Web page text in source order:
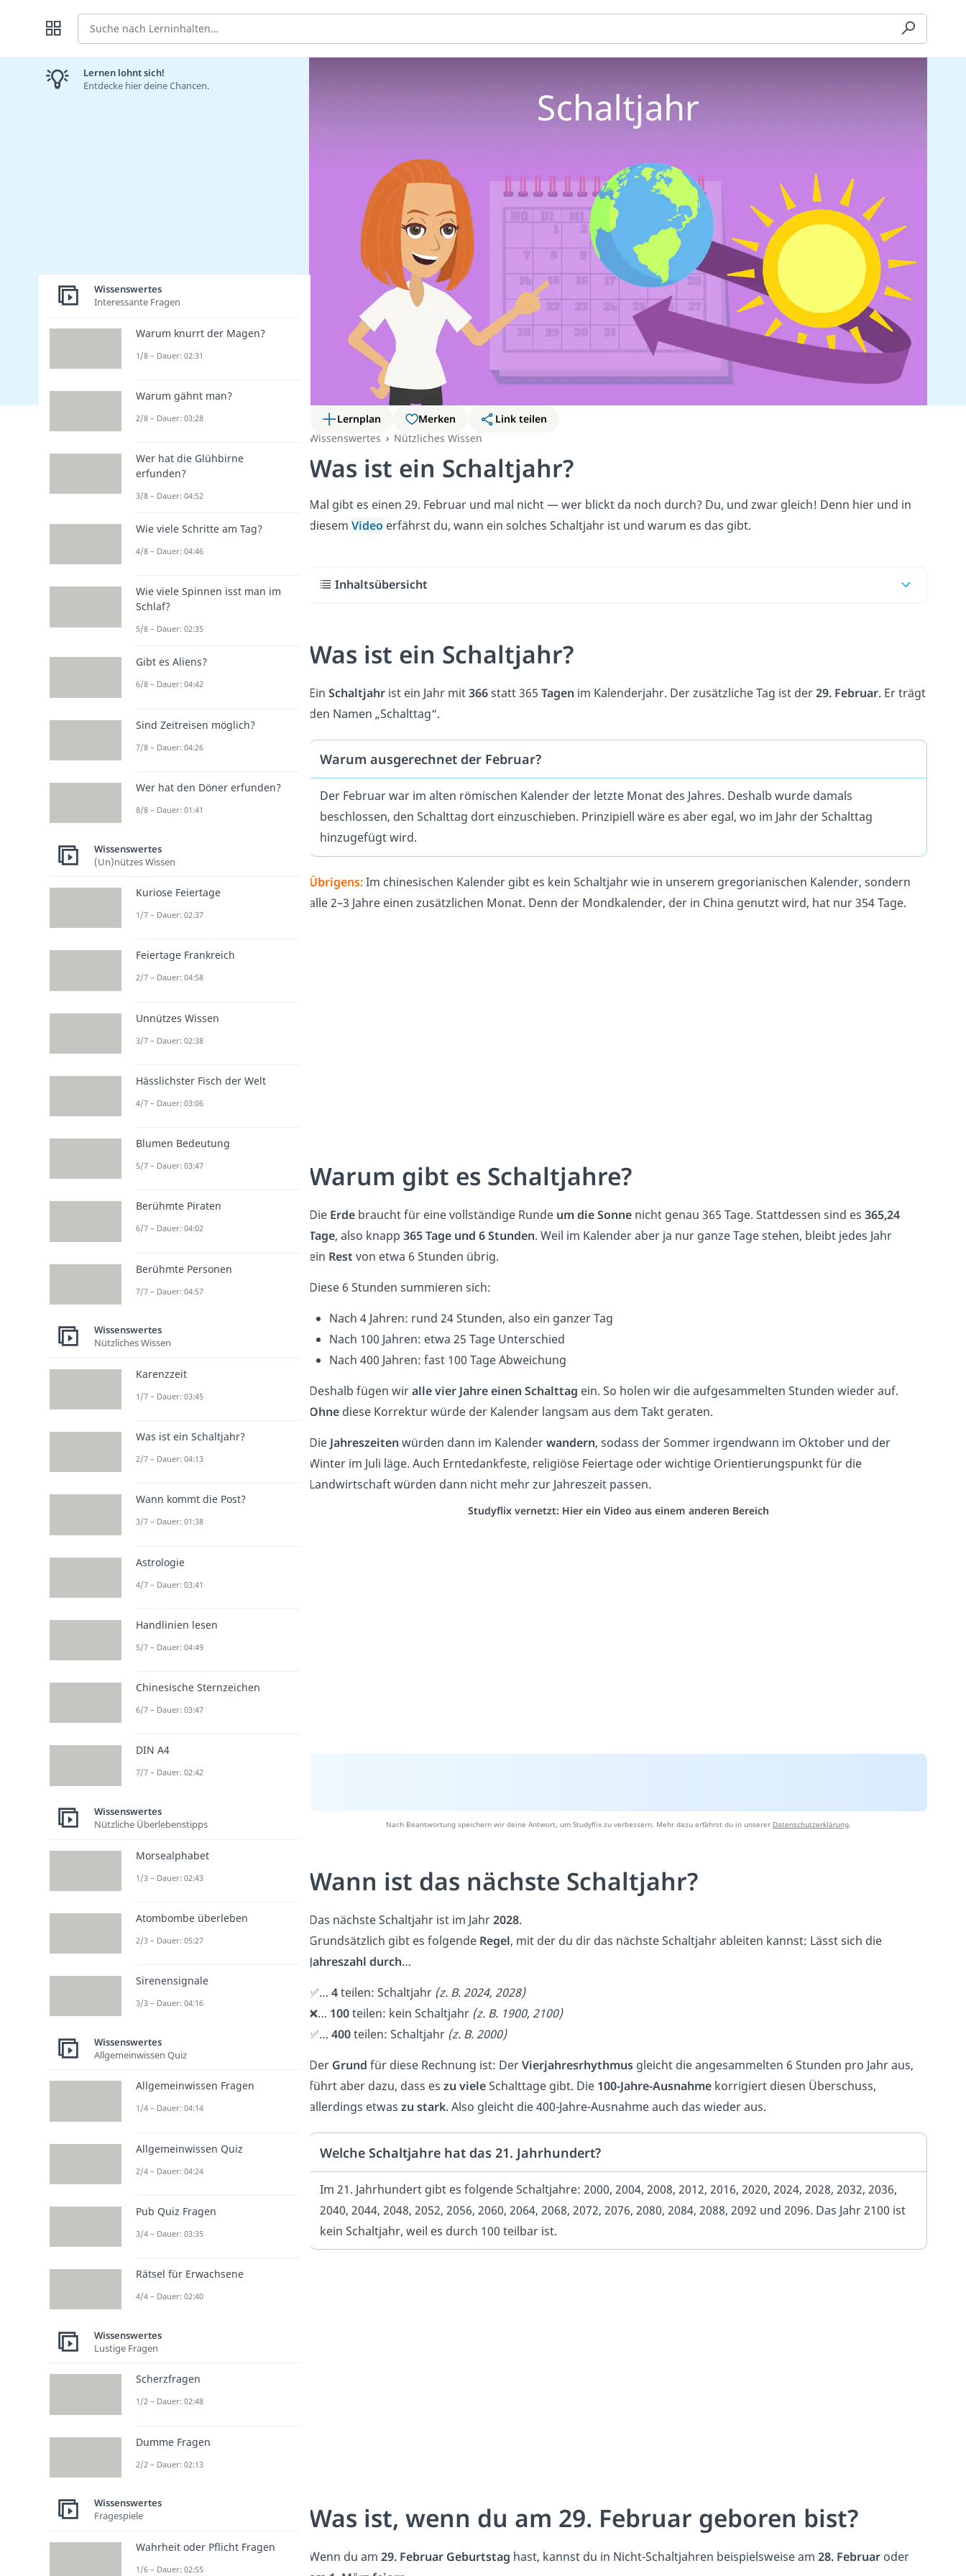
Suche
Lernplan Merken
Link teilen
Wissenswertes
Nützliches Wissen
Was ist ein Schaltjahr?
Mal gibt es einen 29. Februar und mal nicht — wer blickt da noch durch? Du, und zwar gleich! Denn hier und in
diesem Video erfährst du, wann ein solches Schaltjahr ist und warum es das gibt.
Inhaltsübersicht
Was ist ein Schaltjahr?
Ein Schaltjahr ist ein Jahr mit366statt 365 Tagen im Kalenderjahr. Der zusätzliche Tag ist der29. Februar. Er trägt
den Namen „Schalttag“.
Warum ausgerechnet der Februar?
Der Februar war im alten römischen Kalender der letzte Monat des Jahres. Deshalb wurde damals
beschlossen, den Schalttag dort einzuschieben. Prinzipiell wäre es aber egal, wo im Jahr der Schalttag
hinzugefügt wird.
Übrigens:Im chinesischen Kalender gibt es kein Schaltjahr wie in unserem gregorianischen Kalender, sondern
alle 2–3 Jahre einen zusätzlichen Monat. Denn der Mondkalender, der in China genutzt wird, hat nur 354 Tage.
Warum gibt es Schaltjahre?
Die Erde braucht für eine vollständige Runde um die Sonne nicht genau 365 Tage. Stattdessen sind es 365,24
Tage, also knapp 365 Tage und 6 Stunden. Weil im Kalender aber ja nur ganze Tage stehen, bleibt jedes Jahr
ein Rest von etwa 6 Stunden übrig.
Diese 6 Stunden summieren sich:
Nach 4 Jahren: rund 24 Stunden, also ein ganzer Tag
Nach 100 Jahren: etwa 25 Tage Unterschied
Nach 400 Jahren: fast 100 Tage Abweichung
Deshalb fügen wiralle vier Jahre einen Schalttag ein. So holen wir die aufgesammelten Stunden wieder auf.
Ohne diese Korrektur würde der Kalender langsam aus dem Takt geraten.
Die Jahreszeiten würden dann im Kalenderwandern, sodass der Sommer irgendwann im Oktober und der
Winter im Juli läge. Auch Erntedankfeste, religiöse Feiertage oder wichtige Orientierungspunkt für die
Landwirtschaft würden dann nicht mehr zur Jahreszeit passen.
Studyflix vernetzt: Hier ein Video aus einem anderen Bereich
Nach Beantwortung speichern wir deine Antwort, um Studyflix zu verbessern. Mehr dazu erfährst du in unserer Datenschutzerklärung.
Wann ist das nächste Schaltjahr?
Das nächste Schaltjahr ist im Jahr2028.
Grundsätzlich gibt es folgende Regel, mit der du dir das nächste Schaltjahr ableiten kannst: Lässt sich die
Jahreszahl durch…
✅… 4teilen: Schaltjahr (z. B. 2024, 2028)
❌… 100teilen: kein Schaltjahr (z. B. 1900, 2100)
✅… 400teilen: Schaltjahr (z. B. 2000)
Der Grund für diese Rechnung ist: DerVierjahresrhythmus gleicht die angesammelten 6 Stunden pro Jahr aus,
führt aber dazu, dass es zu vieleSchalttage gibt. Die 100-Jahre-Ausnahme korrigiert diesen Überschuss,
allerdings etwas zu stark. Also gleicht die 400-Jahre-Ausnahme auch das wieder aus.
Welche Schaltjahre hat das 21. Jahrhundert?
Im 21. Jahrhundert gibt es folgende Schaltjahre: 2000, 2004, 2008, 2012, 2016, 2020, 2024, 2028, 2032, 2036,
2040, 2044, 2048, 2052, 2056, 2060, 2064, 2068, 2072, 2076, 2080, 2084, 2088, 2092 und 2096. Das Jahr 2100 ist
kein Schaltjahr, weil es durch 100 teilbar ist.
Was ist, wenn du am 29. Februar geboren bist?
Wenn du am 29. Februar Geburtstag hast, kannst du in Nicht-Schaltjahren beispielsweise am 28. Februar oder
Lernen lohnt sich!
Entdecke hier deine Chancen.
Wissenswertes
Interessante Fragen
Warum knurrt der Magen?
1/8 – Dauer: 02:31
Warum gähnt man?
2/8 – Dauer: 03:28
Wer hat die Glühbirne
erfunden?
3/8 – Dauer: 04:52
Wie viele Schritte am Tag?
4/8 – Dauer: 04:46
Wie viele Spinnen isst man im
Schlaf?
5/8 – Dauer: 02:35
Gibt es Aliens?
6/8 – Dauer: 04:42
Sind Zeitreisen möglich?
7/8 – Dauer: 04:26
Wer hat den Döner erfunden?
8/8 – Dauer: 01:41
Wissenswertes
(Un)nützes Wissen
Kuriose Feiertage
1/7 – Dauer: 02:37
Feiertage Frankreich
2/7 – Dauer: 04:58
Unnützes Wissen
3/7 – Dauer: 02:38
Hässlichster Fisch der Welt
4/7 – Dauer: 03:06
Blumen Bedeutung
5/7 – Dauer: 03:47
Berühmte Piraten
6/7 – Dauer: 04:02
Berühmte Personen
7/7 – Dauer: 04:57
Wissenswertes
Nützliches Wissen
Karenzzeit
1/7 – Dauer: 03:45
Was ist ein Schaltjahr?
2/7 – Dauer: 04:13
Wann kommt die Post?
3/7 – Dauer: 01:38
Astrologie
4/7 – Dauer: 03:41
Handlinien lesen
5/7 – Dauer: 04:49
Chinesische Sternzeichen
6/7 – Dauer: 03:47
DIN A4
7/7 – Dauer: 02:42
Wissenswertes
Nützliche Überlebenstipps
Morsealphabet
1/3 – Dauer: 02:43
Atombombe überleben
2/3 – Dauer: 05:27
Sirenensignale
3/3 – Dauer: 04:16
Wissenswertes
Allgemeinwissen Quiz
Allgemeinwissen Fragen
1/4 – Dauer: 04:14
Allgemeinwissen Quiz
2/4 – Dauer: 04:24
Pub Quiz Fragen
3/4 – Dauer: 03:35
Rätsel für Erwachsene
4/4 – Dauer: 02:40
Wissenswertes
Lustige Fragen
Scherzfragen
1/2 – Dauer: 02:48
Dumme Fragen
2/2 – Dauer: 02:13
Wissenswertes
Fragespiele
Wahrheit oder Pflicht Fragen
1/6 – Dauer: 02:55